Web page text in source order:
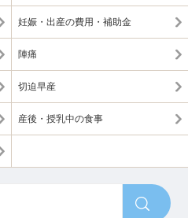
妊娠・出産の費用・補助金
陣痛
切迫早産
産後・授乳中の食事